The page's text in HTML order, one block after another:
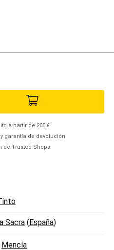
a partir de 200 €
garantía de devolución
de Trusted Shops
Sacra (España)
Mencía